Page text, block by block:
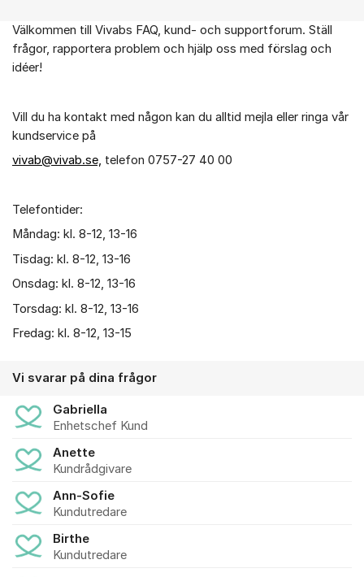
Om forumet
Välkommen till Vivabs FAQ, kund- och supportforum. Ställ
frågor, rapportera problem och hjälp oss med förslag och
idéer!
Vill du ha kontakt med någon kan du alltid mejla eller ringa vår
kundservice på
vivab@vivab.se, telefon 0757-27 40 00
Telefontider:
Måndag: kl. 8-12, 13-16
Tisdag: kl. 8-12, 13-16
Onsdag: kl. 8-12, 13-16
Torsdag: kl. 8-12, 13-16
Fredag: kl. 8-12, 13-15
Vi svarar på dina frågor
Gabriella
Enhetschef Kund
Anette
Kundrådgivare
Ann-Sofie
Kundutredare
Birthe
Kundutredare